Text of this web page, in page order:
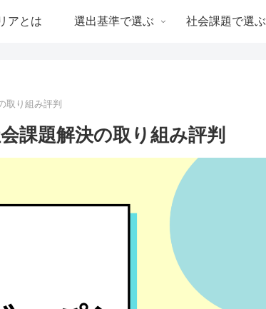
アとは 選出基準で選ぶ 社会課題で選ぶ
取り組み評判
課題解決の取り組み評判